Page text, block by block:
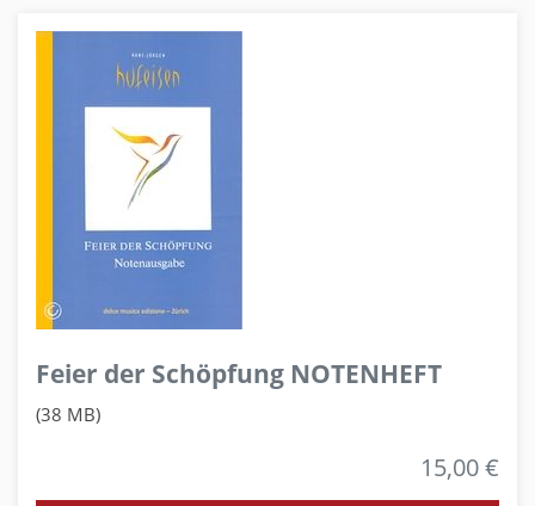
Feier der Schöpfung NOTENHEFT
(38 MB)
15,00 €